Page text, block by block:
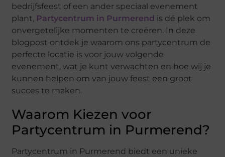
bedrijfsfeest of een ander speciaal evenement
plant, Partycentrum in Purmerend is dé plek om
onvergetelijke momenten te creëren. In deze
blogpost ontdek je waarom ons partycentrum de
perfecte locatie is voor jouw volgende
evenement, wat je kunt verwachten en hoe wij je
kunnen helpen om van jouw feest een groot
succes te maken.
Waarom Kiezen voor
Partycentrum in Purmerend?
Partycentrum in Purmerend biedt een unieke